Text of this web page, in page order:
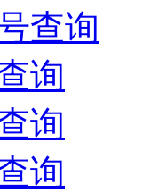
查询
询
询
询